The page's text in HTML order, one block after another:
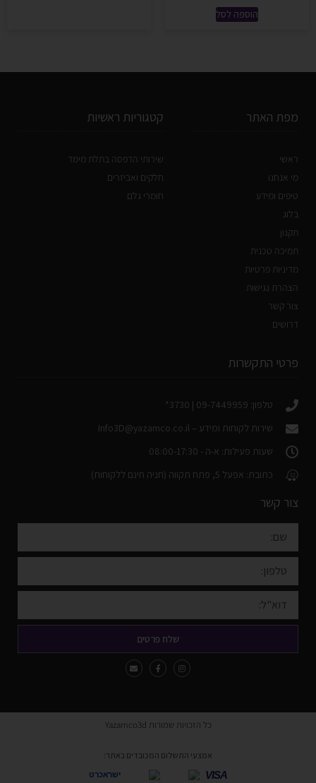
הוספה לסל
מפת האתר
ראשי
מי אנחנו
טיפים ומידע
בלוג
תקנון
תמיכה טכנית
מדיניות פרטיות
הצהרת נגישות
צור קשר
דרושים
קטגוריות ראשיות
שירותי הדפסה בתלת מימד
חלקים ואביזרים
חומרי גלם
פרטי התקשרות
טלפון: 09-7449959 | 3730*
שירות לקוחות ומידע – Info3D@yazamco.co.il
שעות פעילות: א-ה - 08:00-17:30
כתובת: אפעל 5, פתח תקווה (חניה חינם ללקוחות)
צור קשר
שלח פרטים
כל הזכויות שמורות Yazamco3d
אמצעי התשלום המכובדים באתר:
VISA ישראכרט